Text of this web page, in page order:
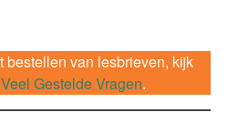
bestellen van lesbrieven, kijk
Veel Gestelde Vragen.